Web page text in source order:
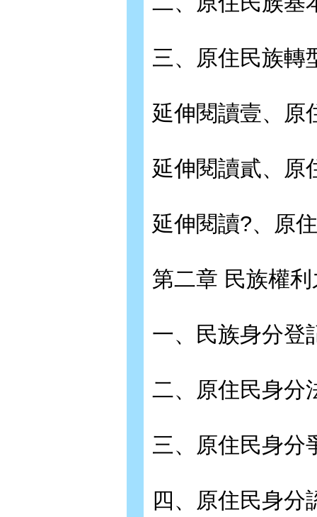
三、原住民族轉
延伸閱讀壹、原
延伸閱讀貳、原
延伸閱讀?、原
第二章 民族權
一、民族身分登
二、原住民身分
三、原住民身分
四、原住民身分